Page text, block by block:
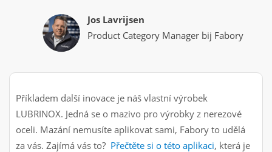
Jos Lavrijsen
Product Category Manager bij Fabory
Příkladem další inovace je náš vlastní výrobek
LUBRINOX. Jedná se o mazivo pro výrobky z nerezové
oceli. Mazání nemusíte aplikovat sami, Fabory to udělá
za vás. Zajímá vás to? Přečtěte si o této aplikaci, která je